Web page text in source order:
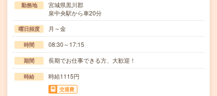
勤務地
宮城県黒川郡
泉中央駅から車20分
曜日頻度 月～金
時間 08:30～17:15
期間 長期でお仕事できる方、大歓迎！
時給 時給1115円
交通費